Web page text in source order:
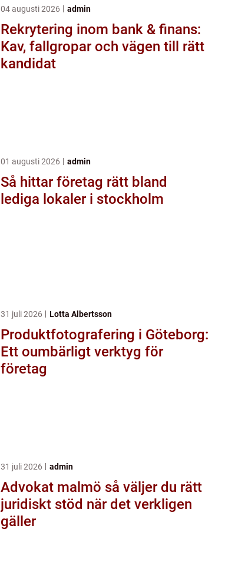
04 augusti 2026 admin
Rekrytering inom bank & finans:
Kav, fallgropar och vägen till rätt
kandidat
01 augusti 2026 admin
Så hittar företag rätt bland
lediga lokaler i stockholm
31 juli 2026 Lotta Albertsson
Produktfotografering i Göteborg:
Ett oumbärligt verktyg för
företag
31 juli 2026 admin
Advokat malmö så väljer du rätt
juridiskt stöd när det verkligen
gäller